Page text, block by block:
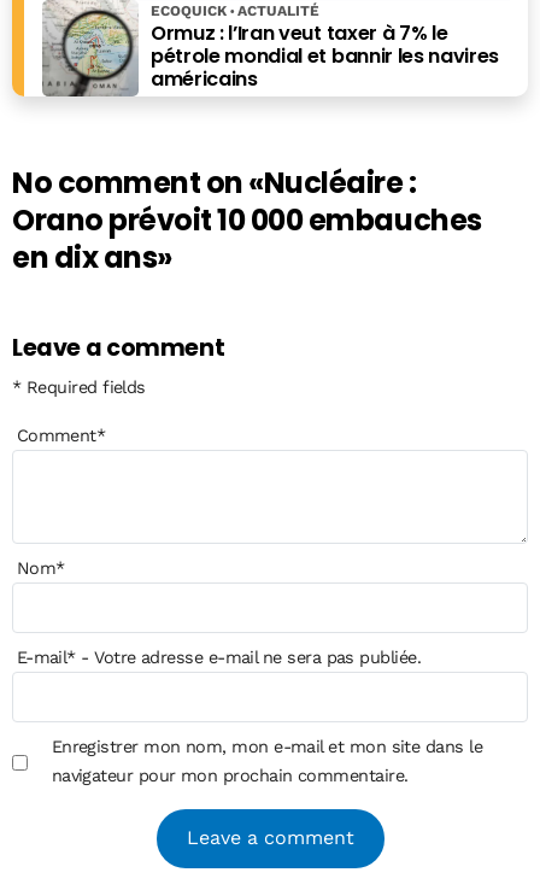
Ormuz : l’Iran veut taxer à 7% le
pétrole mondial et bannir les navires
américains
ECOQUICK ACTUALITÉ
No comment on«Nucléaire :
Orano prévoit 10 000 embauches
en dix ans»
Leave a comment
* Required fields
Comment*
Nom*
E-mail*- Votre adresse e-mail ne sera pas publiée.
Enregistrer mon nom, mon e-mail et mon site dans le
navigateur pour mon prochain commentaire.